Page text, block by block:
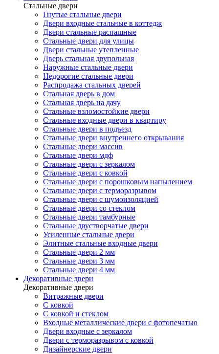
Стальные двери
Гнутые стальные двери
Двери входные стальные в коттедж
Двери стальные распашные
Стальные двери для улицы
Двери стальные утепленные
Дверь стальная двупольная
Наружные стальные двери
Недорогие стальные двери
Распродажа стальных дверей
Стальная дверь в дом
Стальная дверь на дачу
Стальные взломостойкие двери
Стальные входные двери в квартиру
Стальные двери в подъезд
Стальные двери внутреннего открывания
Стальные двери массив
Стальные двери мдф
Стальные двери с зеркалом
Стальные двери с ковкой
Стальные двери с порошковым напылением
Стальные двери с терморазрывом
Стальные двери с шумоизоляцией
Стальные двери со стеклом
Стальные двери тамбурные
Стальные двустворчатые двери
Усиленные стальные двери
Элитные стальные входные двери
Стальные двери 2 мм
Стальные двери 3 мм
Стальные двери 4 мм
Декоративные двери
Декоративные двери
Витражные двери
С ковкой
С ковкой и стеклом
Входные металлические двери с фотопечатью
Двери входные с зеркалом
Двери с терморазрывом с ковкой
Дизайнерские двери